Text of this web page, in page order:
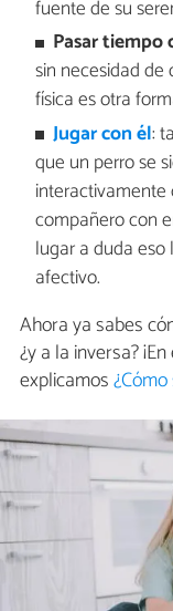
fuente de su
Pasar tiempo
sin necesidad
física es otra
Jugar con él:
que un perro se
interactivamente
compañero con
lugar a duda
afectivo.
Ahora ya sabes
¿y a la inversa?
explicamos